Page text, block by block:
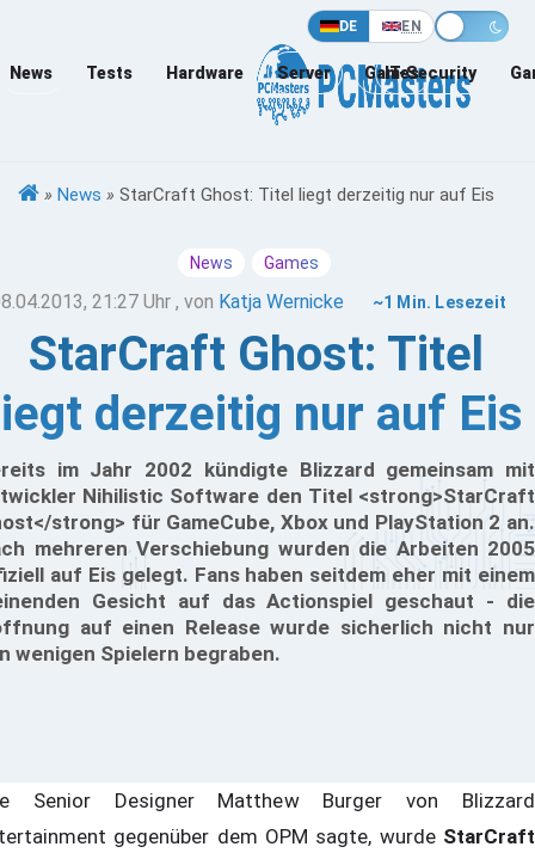
DE EN
News Tests Hardware Server Games
IT-Security
» News » StarCraft Ghost: Titel liegt derzeitig nur auf Eis
News Games
21:27 Uhr , von Katja Wernicke ~1 Min. Lesezeit
StarCraft Ghost: Titel
derzeitig nur auf Eis
im Jahr 2002 kündigte Blizzard gemeinsam mit
Nihilistic Software den Titel <strong>StarCraft
strong> für GameCube, Xbox und PlayStation 2 an.
mehreren Verschiebung wurden die Arbeiten 2005
auf Eis gelegt. Fans haben seitdem eher mit einem
Gesicht auf das Actionspiel geschaut - die
auf einen Release wurde sicherlich nicht nur
wenigen Spielern begraben.
Senior Designer Matthew Burger von Blizzard
gegenüber dem OPM sagte, wurdeStarCraft